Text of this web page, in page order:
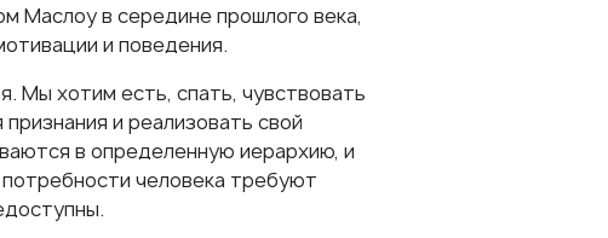
Маслоу в середине прошлого века,
и поведения.
Мы хотим есть, спать, чувствовать
и реализовать свой
в определенную иерархию, и
человека требуют